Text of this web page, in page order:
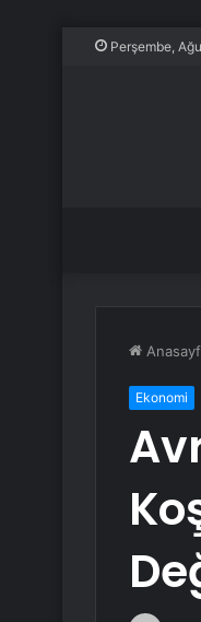
Perşembe,
Ekonomi